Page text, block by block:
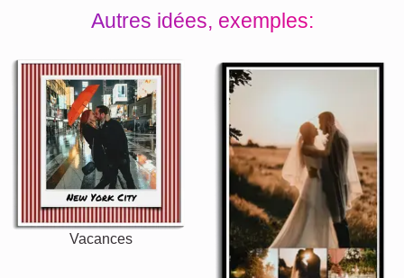
Autres idées, exemples:
Vacances